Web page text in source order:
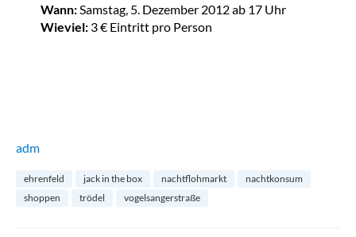
Wann:Samstag, 5. Dezember 2012 ab 17 Uhr
Wieviel: 3 € Eintritt pro Person
adm
ehrenfeld jack in the box nachtflohmarkt
nachtkonsum
shoppen
trödel vogelsangerstraße